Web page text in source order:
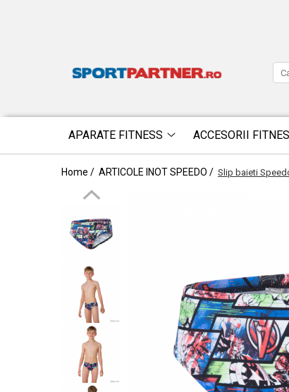
APARATE FITNESS ACCESORII
Home / ARTICOLE INOT SPEEDO / Slip baieti